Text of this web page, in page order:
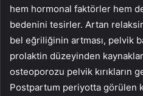
hem hormonal faktörler hem
bedenini tesirler. Artan
bel eğriliğinin artması, pelvik
prolaktin düzeyinden
osteoporozu pelvik kırıkların
Postpartum periyotta görülen